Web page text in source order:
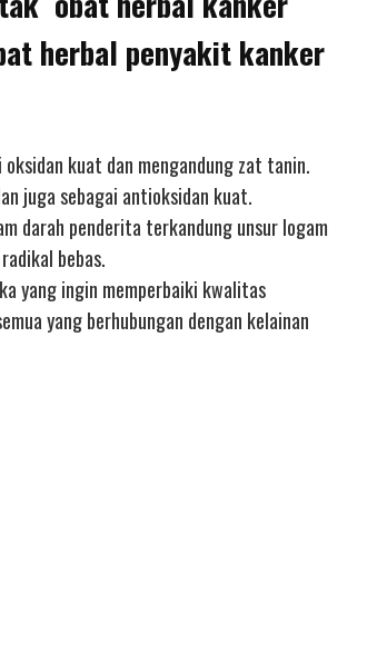
herbal penyakit kanker
kuat dan mengandung zat tanin.
juga sebagai antioksidan kuat.
darah penderita terkandung unsur logam
bebas.
yang ingin memperbaiki kwalitas
yang berhubungan dengan kelainan